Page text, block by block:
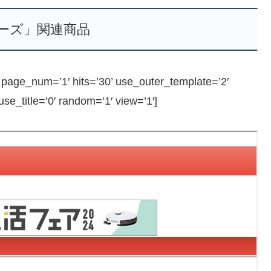
ズ」関連商品
hits=’30’ use_outer_template=’2′
random=’1′ view=’1′]